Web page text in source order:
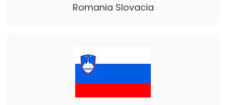
Romania Slovacia